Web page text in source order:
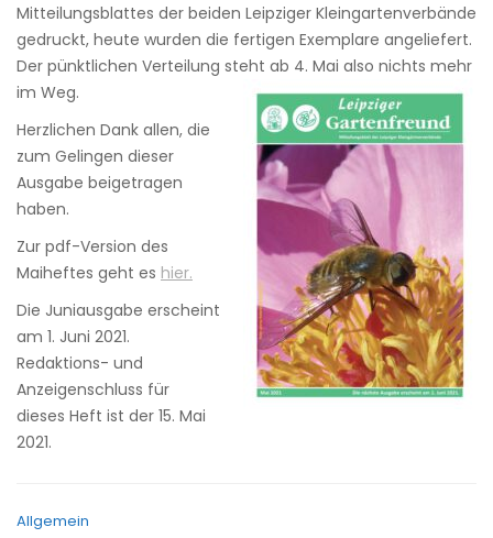
Mitteilungsblattes der beiden Leipziger Kleingartenverbände
gedruckt, heute wurden die fertigen Exemplare angeliefert.
Der pünktlichen Verteilung steht ab 4. Mai also nichts mehr
im Weg.
Herzlichen Dank allen, die
zum Gelingen dieser
Ausgabe beigetragen
haben.
Zur pdf-Version des
Maiheftes geht es hier.
Die Juniausgabe erscheint
am 1. Juni 2021.
Redaktions- und
Anzeigenschluss für
dieses Heft ist der 15. Mai
2021.
Allgemein